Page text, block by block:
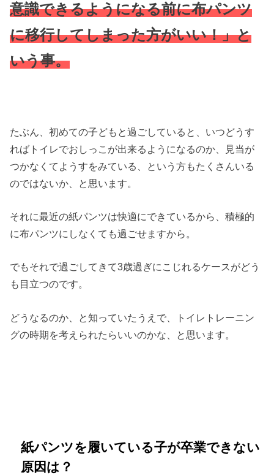
意識できるようになる前に布パンツ
に移行してしまった方がいい！」と
いう事。
たぶん、初めての子どもと過ごしていると、いつどうす
ればトイレでおしっこが出来るようになるのか、見当が
つかなくてようすをみている、という方もたくさんいる
のではないか、と思います。
それに最近の紙パンツは快適にできているから、積極的
に布パンツにしなくても過ごせますから。
でもそれで過ごしてきて3歳過ぎにこじれるケースがどう
も目立つのです。
どうなるのか、と知っていたうえで、トイレトレーニン
グの時期を考えられたらいいのかな、と思います。
紙パンツを履いている子が卒業できない
原因は？